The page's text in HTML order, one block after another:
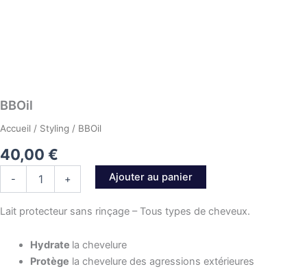
BBOil
Accueil / Styling / BBOil
40,00 €
- + Ajouter au panier
Lait protecteur sans rinçage – Tous types de cheveux.
Hydrate la chevelure
Protège la chevelure des agressions extérieures